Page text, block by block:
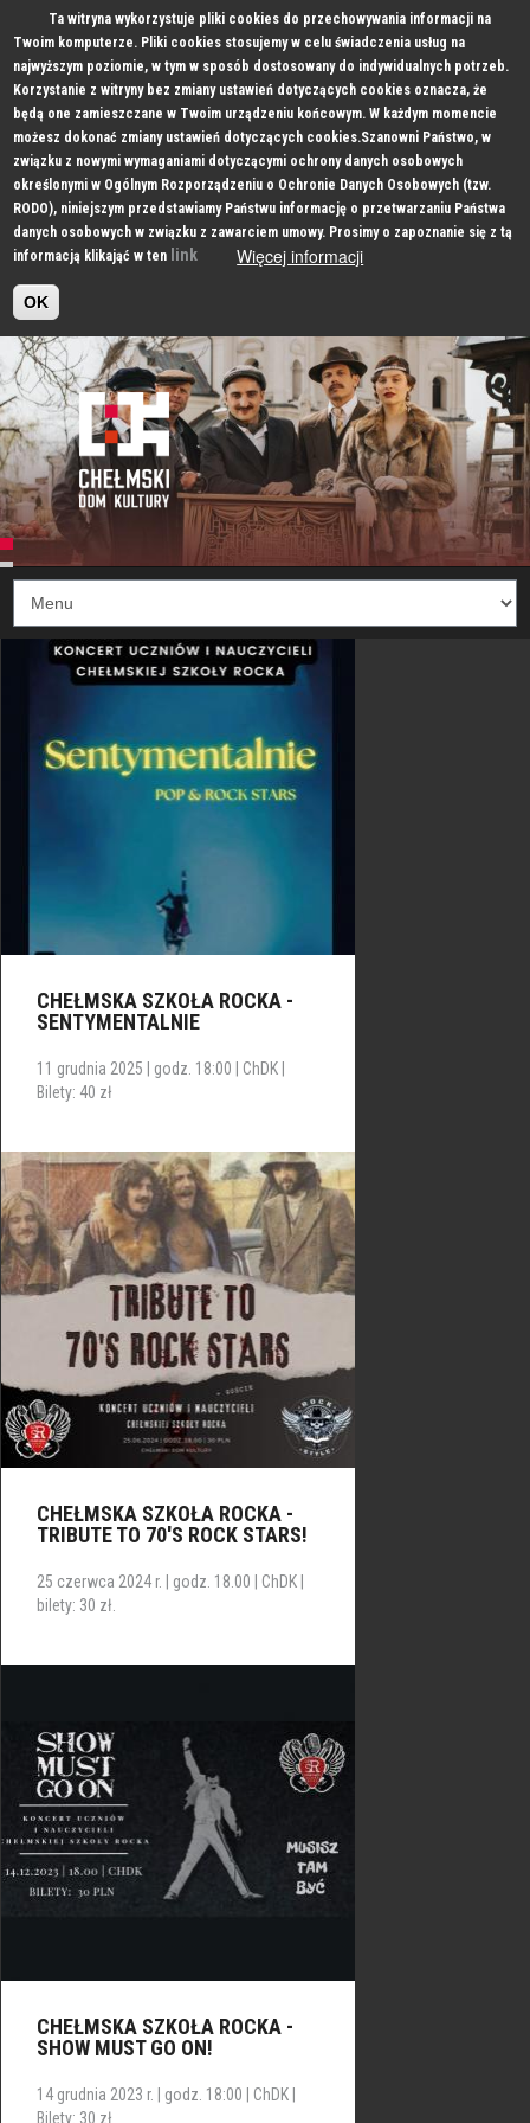
Ta witryna wykorzystuje pliki cookies do przechowywania informacji na
Twoim komputerze. Pliki cookies stosujemy w celu świadczenia usług na
najwyższym poziomie, w tym w sposób dostosowany do indywidualnych potrzeb.
Korzystanie z witryny bez zmiany ustawień dotyczących cookies oznacza, że
będą one zamieszczane w Twoim urządzeniu końcowym. W każdym momencie
możesz dokonać zmiany ustawień dotyczących cookies.Szanowni Państwo, w
związku z nowymi wymaganiami dotyczącymi ochrony danych osobowych
określonymi w Ogólnym Rozporządzeniu o Ochronie Danych Osobowych (tzw.
RODO), niniejszym przedstawiamy Państwu informację o przetwarzaniu Państwa
danych osobowych w związku z zawarciem umowy. Prosimy o zapoznanie się z tą
informacją klikająć w ten link Więcej informacji
OK
CHEŁMSKA SZKOŁA ROCKA -
SENTYMENTALNIE
11 grudnia 2025 | godz. 18:00 | ChDK |
Bilety: 40 zł
CHEŁMSKA SZKOŁA ROCKA -
TRIBUTE TO 70'S ROCK STARS!
25 czerwca 2024 r. | godz. 18.00 | ChDK |
bilety: 30 zł.
CHEŁMSKA SZKOŁA ROCKA -
SHOW MUST GO ON!
14 grudnia 2023 r. | godz. 18:00 | ChDK |
Bilety: 30 zł